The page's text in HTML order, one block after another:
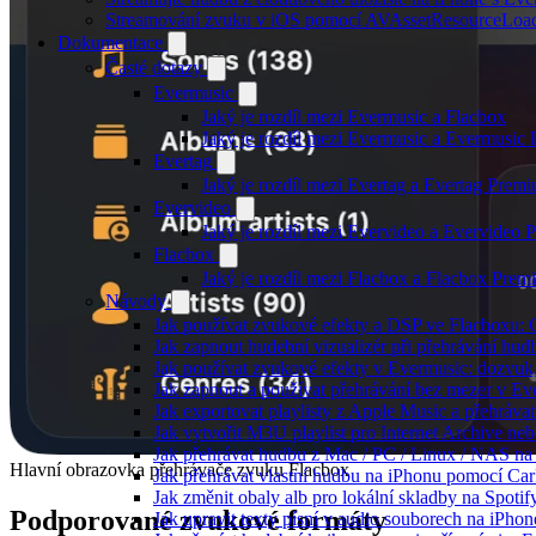
Streamování zvuku v iOS pomocí
Dokumentace
Časté dotazy
Evermusic
Jaký je rozdíl mezi Evermusic a Flacbox
Jaký je rozdíl mezi Evermusic a Evermusic
Evertag
Jaký je rozdíl mezi Evertag a Evertag
Evervideo
Jaký je rozdíl mezi Evervideo a Evervideo
Flacbox
Jaký je rozdíl mezi Flacbox a Flacbox
Návody
Jak používat zvukové efekty a DSP ve Flacboxu:
Jak zapnout hudební vizualizér při přehrávání
Jak používat zvukové efekty v Evermusic:
Jak zapnout a používat přehrávání bez mezer v
Jak exportovat playlisty z Apple Music a
Jak vytvořit M3U playlist pro Internet Archive
Jak přehrávat hudbu z Mac / PC / Linux / NAS
Jak přehrávat vlastní hudbu na iPhonu pomocí
Jak změnit obaly alb pro lokální skladby na
Jak upravit texty písní v audio souborech na
Hlavní obrazovka přehrávače zvuku Flacbox
Podporované zvukové formáty